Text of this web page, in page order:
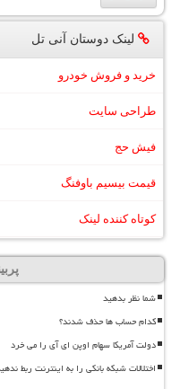
لینک دوستان آنی تل
خرید و فروش خودرو
طراحی سایت
فیش حج
قیمت بیسیم باوفنگ
کوتاه کننده لینک
شما نظر بدهید
کدام حساب ها حذف شدند؟
دولت آمریکا سهام اوپن ای آی را می خرد
اختلالات شبکه بانکی را به اینترنت ربط